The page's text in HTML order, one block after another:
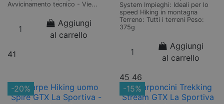
Avvicinamento tecnico - Vie...
Aggiungi
al carrello
41
System Impieghi: Ideali per lo
speed Hiking in montagna
Terreno: Tutti i terreni Peso:
375g
Aggiungi
al carrello
45 46
-20%
-15%